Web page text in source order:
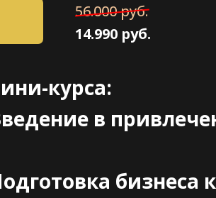
курса:
в
бизнеса к
14.990 руб.
56.000 руб.